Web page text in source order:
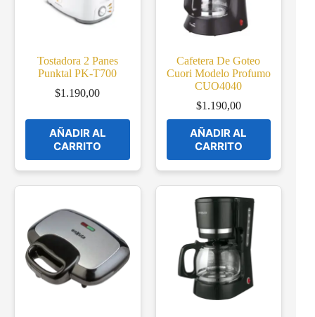
Tostadora 2 Panes
Punktal PK-T700
$1.190,00
AÑADIR AL
CARRITO
Cafetera De Goteo
Cuori Modelo Profumo
CUO4040
$1.190,00
AÑADIR AL
CARRITO